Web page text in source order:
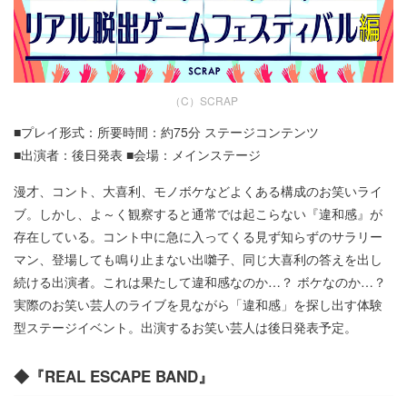
（C）SCRAP
■プレイ形式：所要時間：約75分 ステージコンテンツ
■出演者：後日発表 ■会場：メインステージ
漫才、コント、大喜利、モノボケなどよくある構成のお笑いライ
ブ。しかし、よ～く観察すると通常では起こらない『違和感』が
存在している。コント中に急に入ってくる見ず知らずのサラリー
マン、登場しても鳴り止まない出囃子、同じ大喜利の答えを出し
続ける出演者。これは果たして違和感なのか…？ ボケなのか…？
実際のお笑い芸人のライブを見ながら「違和感」を探し出す体験
型ステージイベント。出演するお笑い芸人は後日発表予定。
◆『REAL ESCAPE BAND』